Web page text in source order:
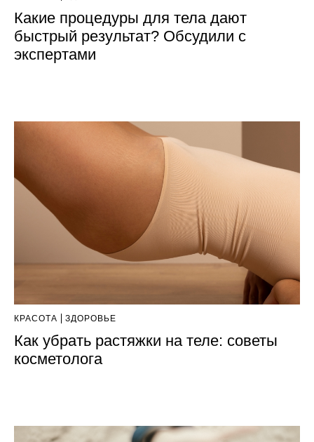
Какие процедуры для тела дают
быстрый результат? Обсудили с
экспертами
КРАСОТА ЗДОРОВЬЕ
Как убрать растяжки на теле: советы
косметолога